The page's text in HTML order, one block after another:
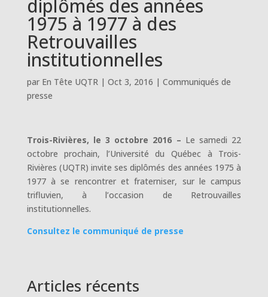
diplômés des années
1975 à 1977 à des
Retrouvailles
institutionnelles
par En Tête UQTR| Oct 3, 2016 | Communiqués de
presse
Trois-Rivières, le 3 octobre 2016 – Le samedi 22
octobre prochain, l’Université du Québec à Trois-
Rivières (UQTR) invite ses diplômés des années 1975 à
1977 à se rencontrer et fraterniser, sur le campus
trifluvien, à l’occasion de Retrouvailles
institutionnelles.
Consultez le communiqué de presse
Articles récents